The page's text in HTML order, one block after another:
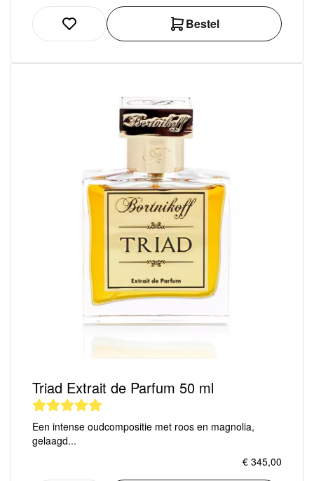
Bestel
Triad Extrait de Parfum 50 ml
Een intense oudcompositie met roos en magnolia,
gelaagd...
€ 345,00